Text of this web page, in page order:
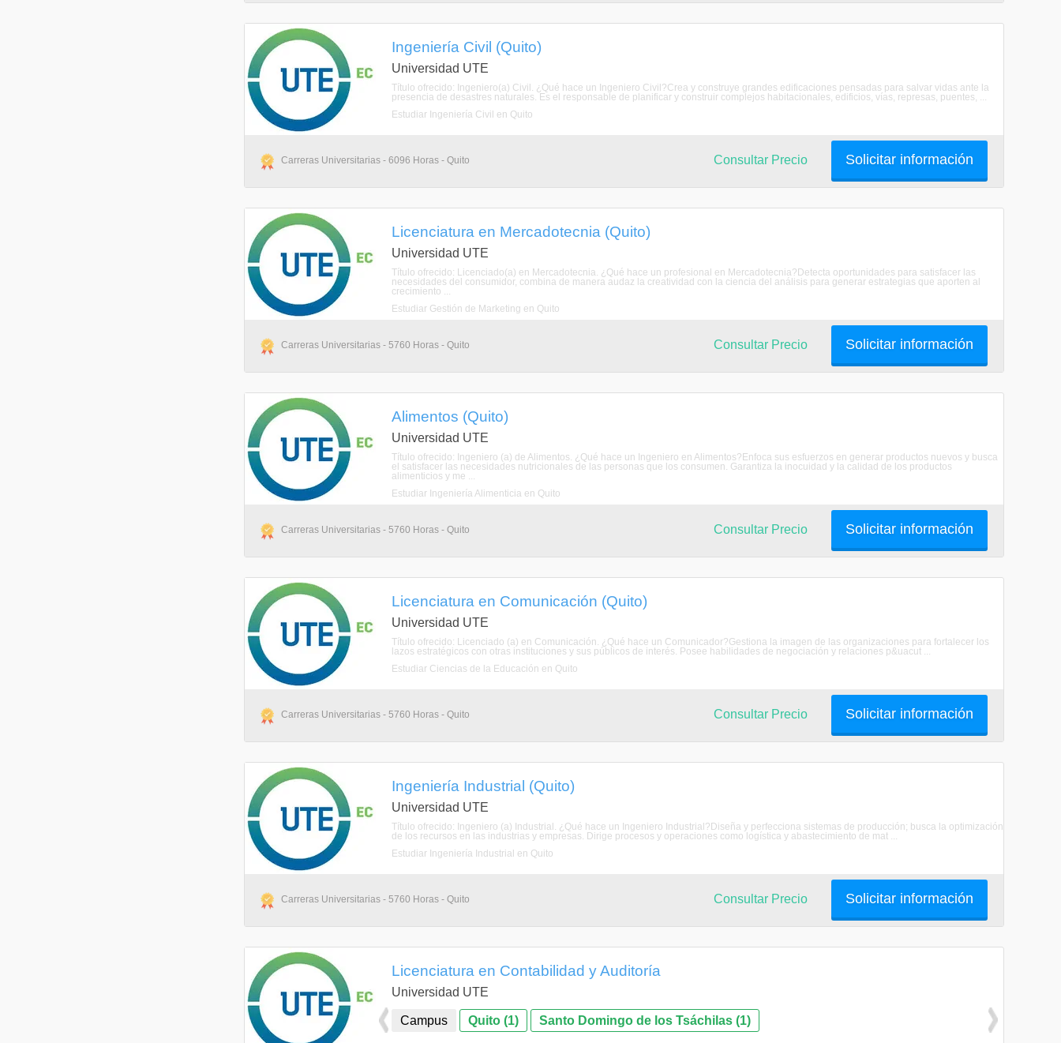
Ingeniería Civil (Quito)
Universidad UTE
Título ofrecido: Ingeniero(a) Civil. ¿Qué hace un Ingeniero Civil?Crea y construye grandes edificaciones pensadas para salvar vidas ante la
presencia de desastres naturales. Es el responsable de planificar y construir complejos habitacionales, edificios, vías, represas, puentes, ...
Estudiar Ingeniería Civil en Quito
Carreras Universitarias - 6096 Horas - Quito Solicitar información
Consultar Precio
Licenciatura en Mercadotecnia (Quito)
Universidad UTE
Título ofrecido: Licenciado(a) en Mercadotecnia. ¿Qué hace un profesional en Mercadotecnia?Detecta oportunidades para satisfacer las
necesidades del consumidor, combina de manera audaz la creatividad con la ciencia del análisis para generar estrategias que aporten al
crecimiento ...
Estudiar Gestión de Marketing en Quito
Carreras Universitarias - 5760 Horas - Quito Solicitar información
Consultar Precio
Alimentos (Quito)
Universidad UTE
Título ofrecido: Ingeniero (a) de Alimentos. ¿Qué hace un Ingeniero en Alimentos?Enfoca sus esfuerzos en generar productos nuevos y busca
el satisfacer las necesidades nutricionales de las personas que los consumen. Garantiza la inocuidad y la calidad de los productos
alimenticios y me ...
Estudiar Ingeniería Alimenticia en Quito
Carreras Universitarias - 5760 Horas - Quito Solicitar información
Consultar Precio
Licenciatura en Comunicación (Quito)
Universidad UTE
Título ofrecido: Licenciado (a) en Comunicación. ¿Qué hace un Comunicador?Gestiona la imagen de las organizaciones para fortalecer los
lazos estratégicos con otras instituciones y sus públicos de interés. Posee habilidades de negociación y relaciones p&uacut ...
Estudiar Ciencias de la Educación en Quito
Carreras Universitarias - 5760 Horas - Quito Solicitar información
Consultar Precio
Ingeniería Industrial (Quito)
Universidad UTE
Título ofrecido: Ingeniero (a) Industrial. ¿Qué hace un Ingeniero Industrial?Diseña y perfecciona sistemas de producción; busca la optimización
de los recursos en las industrias y empresas. Dirige procesos y operaciones como logística y abastecimiento de mat ...
Estudiar Ingeniería Industrial en Quito
Carreras Universitarias - 5760 Horas - Quito Solicitar información
Consultar Precio
Licenciatura en Contabilidad y Auditoría
Universidad UTE
Campus Quito (1) Santo Domingo de los Tsáchilas (1)